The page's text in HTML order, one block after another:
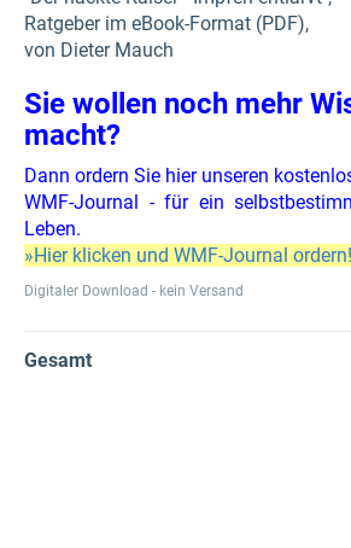
Ratgeber im eBook-Format (PDF),
von Dieter Mauch
Sie wollen noch mehr
macht?
Dann ordern Sie hier unseren
WMF-Journal - für ein
Leben.
»Hier klicken und WMF-Journal ordern!
Digitaler Download - kein Versand
Gesamt